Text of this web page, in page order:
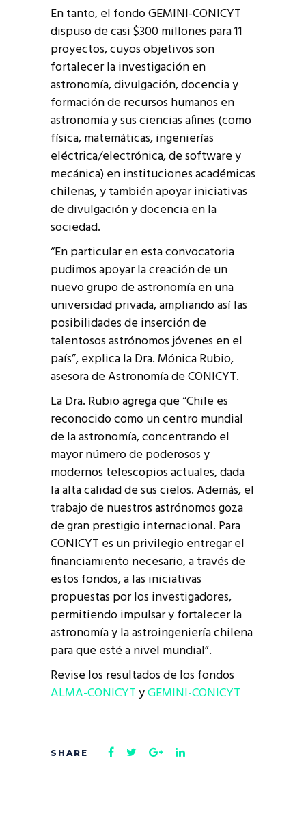
En tanto, el fondo GEMINI-CONICYT
dispuso de casi $300 millones para 11
proyectos, cuyos objetivos son
fortalecer la investigación en
astronomía, divulgación, docencia y
formación de recursos humanos en
astronomía y sus ciencias afines (como
física, matemáticas, ingenierías
eléctrica/electrónica, de software y
mecánica) en instituciones académicas
chilenas, y también apoyar iniciativas
de divulgación y docencia en la
sociedad.
“En particular en esta convocatoria
pudimos apoyar la creación de un
nuevo grupo de astronomía en una
universidad privada, ampliando así las
posibilidades de inserción de
talentosos astrónomos jóvenes en el
país”, explica la Dra. Mónica Rubio,
asesora de Astronomía de CONICYT.
La Dra. Rubio agrega que “Chile es
reconocido como un centro mundial
de la astronomía, concentrando el
mayor número de poderosos y
modernos telescopios actuales, dada
la alta calidad de sus cielos. Además, el
trabajo de nuestros astrónomos goza
de gran prestigio internacional. Para
CONICYT es un privilegio entregar el
financiamiento necesario, a través de
estos fondos, a las iniciativas
propuestas por los investigadores,
permitiendo impulsar y fortalecer la
astronomía y la astroingeniería chilena
para que esté a nivel mundial”.
Revise los resultados de los fondos
ALMA-CONICYTyGEMINI-CONICYT